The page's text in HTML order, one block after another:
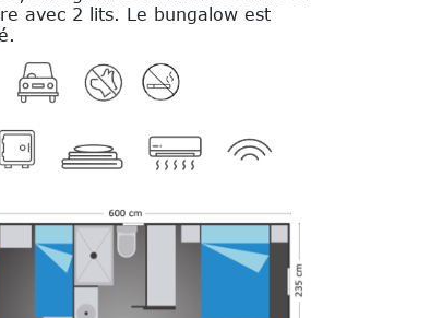
avec 2 lits. Le bungalow est